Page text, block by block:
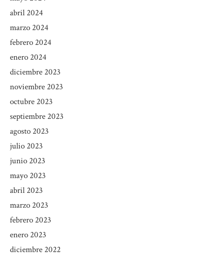
abril 2024
marzo 2024
febrero 2024
enero 2024
diciembre 2023
noviembre 2023
octubre 2023
septiembre 2023
agosto 2023
julio 2023
junio 2023
mayo 2023
abril 2023
marzo 2023
febrero 2023
enero 2023
diciembre 2022